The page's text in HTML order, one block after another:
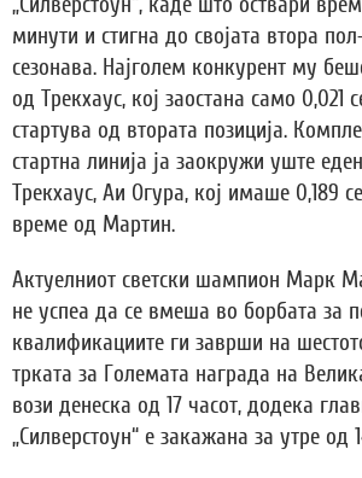
минути и стигна до својата втора
сезонава. Најголем конкурент му
од Трекхаус, кој заостана само 0,021
стартува од втората позиција.
стартна линија ја заокружи уште
Трекхаус, Аи Огура, кој имаше 0,189
време од Мартин.
Актуелниот светски шампион Марк
не успеа да се вмеша во борбата за
квалификациите ги заврши на
трката за Големата награда на
вози денеска од 17 часот, додека
„Силверстоун“ е закажана за утре од